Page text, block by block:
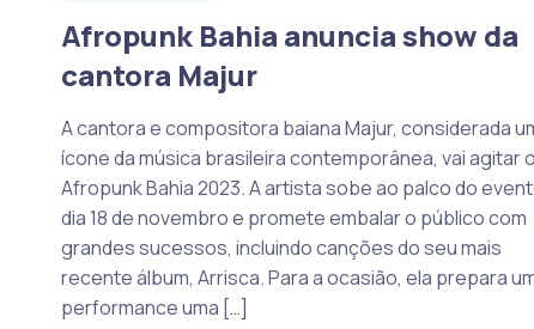
Afropunk Bahia anuncia show da
cantora Majur
A cantora e compositora baiana Majur, considerada
ícone da música brasileira contemporânea, vai agitar
Afropunk Bahia 2023. A artista sobe ao palco do
dia 18 de novembro e promete embalar o público com
grandes sucessos, incluindo canções do seu mais
recente álbum, Arrisca. Para a ocasião, ela prepara
performance uma […]